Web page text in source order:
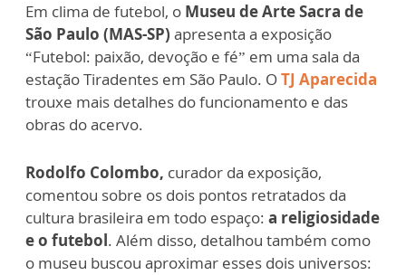
Em clima de futebol, o Museu de Arte Sacra de
São Paulo (MAS-SP) apresenta a exposição
“Futebol: paixão, devoção e fé” em uma sala da
estação Tiradentes em São Paulo. OTJ Aparecida
trouxe mais detalhes do funcionamento e das
obras do acervo.
Rodolfo Colombo, curador da exposição,
comentou sobre os dois pontos retratados da
cultura brasileira em todo espaço: a religiosidade
e o futebol. Além disso, detalhou também como
o museu buscou aproximar esses dois universos: